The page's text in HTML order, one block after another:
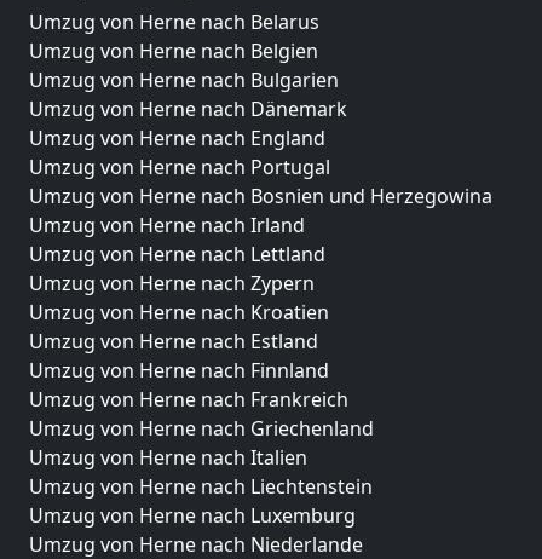
Umzug von Herne nach Belarus
Umzug von Herne nach Belgien
Umzug von Herne nach Bulgarien
Umzug von Herne nach Dänemark
Umzug von Herne nach England
Umzug von Herne nach Portugal
Umzug von Herne nach Bosnien und Herzegowina
Umzug von Herne nach Irland
Umzug von Herne nach Lettland
Umzug von Herne nach Zypern
Umzug von Herne nach Kroatien
Umzug von Herne nach Estland
Umzug von Herne nach Finnland
Umzug von Herne nach Frankreich
Umzug von Herne nach Griechenland
Umzug von Herne nach Italien
Umzug von Herne nach Liechtenstein
Umzug von Herne nach Luxemburg
Umzug von Herne nach Niederlande